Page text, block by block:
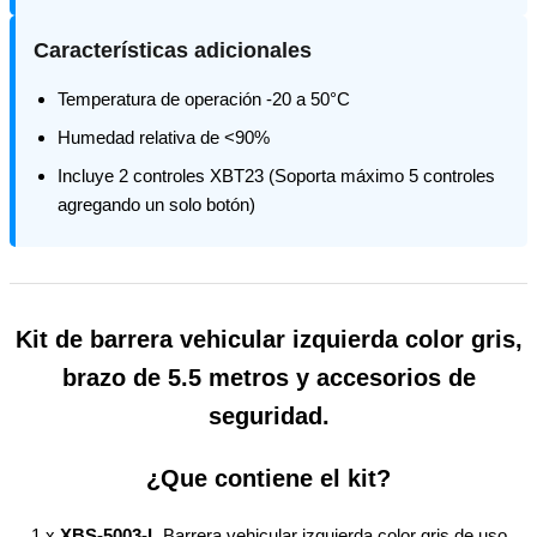
Características adicionales
Temperatura de operación -20 a 50°C
Humedad relativa de <90%
Incluye 2 controles XBT23 (Soporta máximo 5 controles
agregando un solo botón)
Kit de barrera vehicular izquierda color gris,
brazo de 5.5 metros y accesorios de
seguridad.
¿Que contiene el kit?